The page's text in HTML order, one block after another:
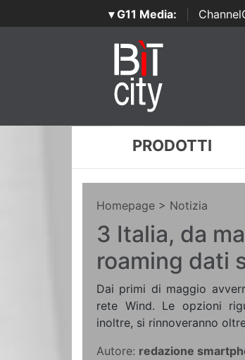
▾ G11 Media:
PRODOTTI
Homepage > Notizia
3 Italia, da
roaming dati
Dai primi di maggio
rete Wind. Le opzioni
inoltre, si rinnoveranno
Autore: redazione